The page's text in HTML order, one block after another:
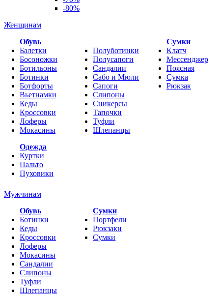
-80%
Женщинам
Обувь
Балетки
Босоножки
Ботильоны
Ботинки
Ботфорты
Вьетнамки
Кеды
Кроссовки
Лоферы
Мокасины
Полуботинки
Полусапоги
Сандалии
Сабо и Мюли
Сапоги
Слипоны
Сникерсы
Тапочки
Туфли
Шлепанцы
Cумки
Клатч
Мессенджер
Поясная
Сумка
Рюкзак
Одежда
Куртки
Пальто
Пуховики
Мужчинам
Обувь
Ботинки
Кеды
Кроссовки
Лоферы
Мокасины
Сандалии
Слипоны
Туфли
Шлепанцы
Сумки
Портфели
Рюкзаки
Сумки